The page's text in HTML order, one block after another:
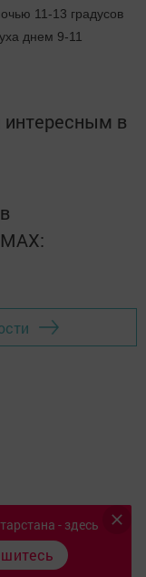
11-13 градусов
днем 9-11
в
- здесь